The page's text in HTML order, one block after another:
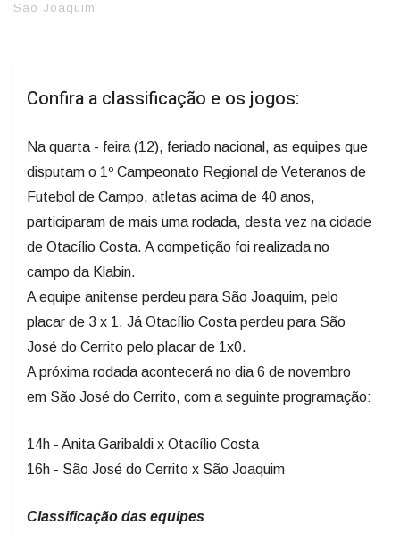
São Joaquim
Confira a classificação e os jogos:
Na quarta - feira (12), feriado nacional, as equipes que
disputam o 1º Campeonato Regional de Veteranos de
Futebol de Campo, atletas acima de 40 anos,
participaram de mais uma rodada, desta vez na cidade
de Otacílio Costa. A competição foi realizada no
campo da Klabin.
A equipe anitense perdeu para São Joaquim, pelo
placar de 3 x 1. Já Otacílio Costa perdeu para São
José do Cerrito pelo placar de 1x0.
A próxima rodada acontecerá no dia 6 de novembro
em São José do Cerrito, com a seguinte programação:
14h - Anita Garibaldi x Otacílio Costa
16h - São José do Cerrito x São Joaquim
Classificação das equipes